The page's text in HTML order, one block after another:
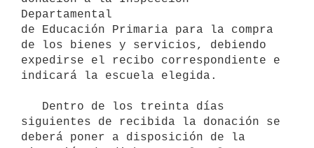
Departamental
de Educación Primaria para la compra
de los bienes y servicios, debiendo
expedirse el recibo correspondiente e
indicará la escuela elegida.
siguientes de recibida la donación se
deberá poner a disposición de la